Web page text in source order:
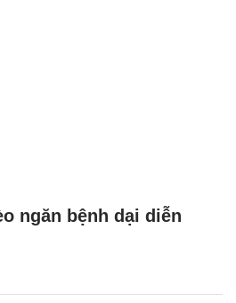
ngăn bệnh dại diễn